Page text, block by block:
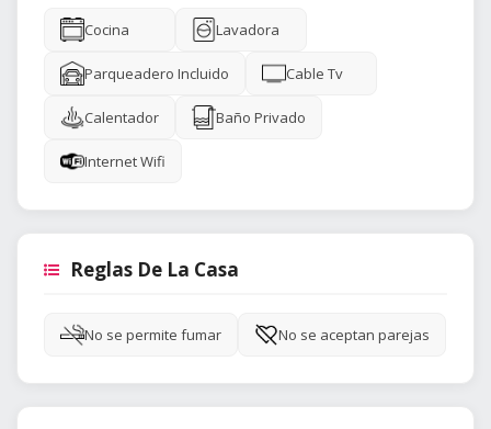
Cocina Lavadora
Parqueadero Incluido Cable Tv
Calentador Baño Privado
Internet Wifi
Reglas De La Casa
No se permite fumar No se aceptan parejas